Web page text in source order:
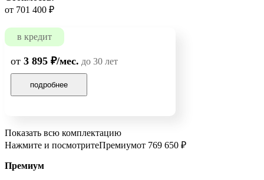
от 701 400 ₽
в кредит
от 3 895 ₽/мес. до 30 лет
подробнее
Показать всю комплектацию
Нажмите и посмотритеПремиумот 769 650 ₽
Премиум